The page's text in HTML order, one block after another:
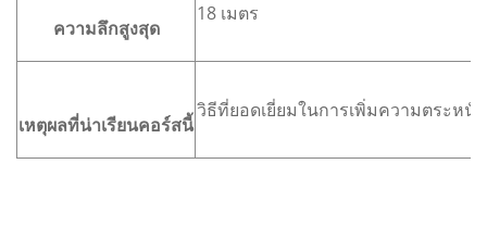
ความลึกสูงสุด
18 เมตร
เหตุผลที่น่าเรียนคอร์สนี้
วิธีที่ยอดเยี่ยมในการเพิ่มความตระห